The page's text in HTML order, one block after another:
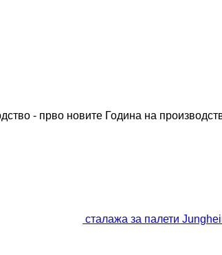
- прво новите Година на
сталажа за палети